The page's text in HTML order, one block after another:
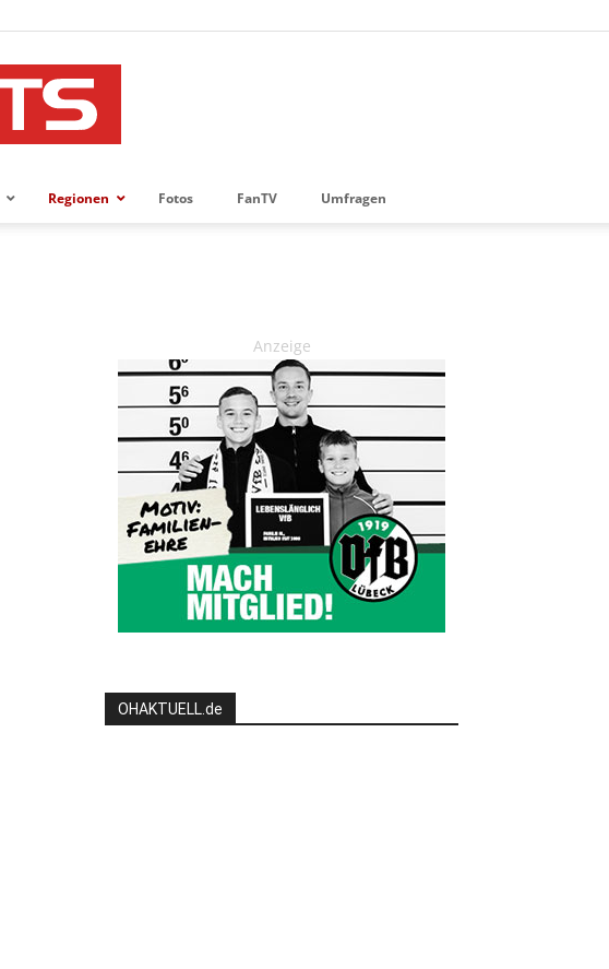
Regionen Fotos FanTV Umfragen
Anzeige